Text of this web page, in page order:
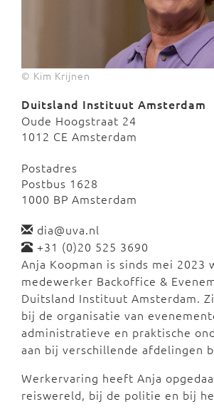
© Kim Krijnen
Duitsland Instituut Amsterdam
Oude Hoogstraat 24
1012 CE Amsterdam
Postadres
Postbus 1628
1000 BP Amsterdam
dia@uva.nl
+31 (0)20 525 3690
Anja Koopman is sinds mei 2023
medewerker Backoffice &
Duitsland Instituut Amsterdam.
bij de organisatie van
administratieve en praktische
aan bij verschillende afdelingen
Werkervaring heeft Anja
reiswereld, bij de politie en bij